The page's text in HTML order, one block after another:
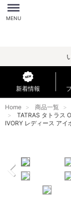
Menu
MENU
新着情報
Home 商品一覧
TATRAS タトラス
IVORY レディース アイ